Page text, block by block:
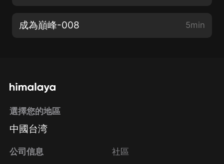
成為巔峰-008 5min
選擇您的地區
中國台湾
公司信息 社區